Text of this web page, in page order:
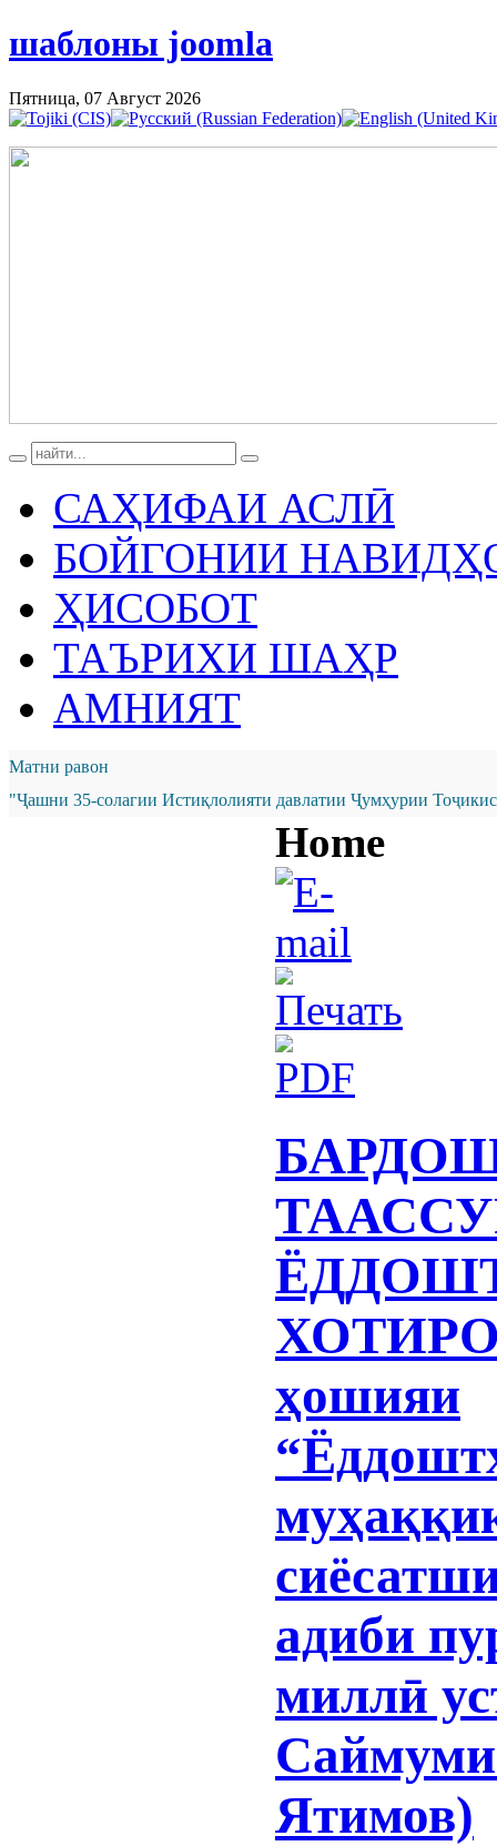
шаблоны joomla
Пятница, 07 Август 2026
САҲИФАИ АСЛӢ
БОЙГОНИИ
ҲИСОБОТ
ТАЪРИХИ ШАҲР
АМНИЯТ
Матни равон
"Ҷашни 35-солагии Истиқлолияти давлатии Ҷумҳурии
Home
ҳошияи
адиби
миллӣ
Ятимов)